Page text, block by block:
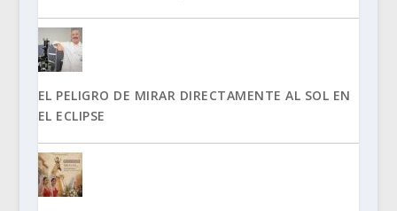
EL PELIGRO DE MIRAR DIRECTAMENTE AL SOL EN
EL ECLIPSE